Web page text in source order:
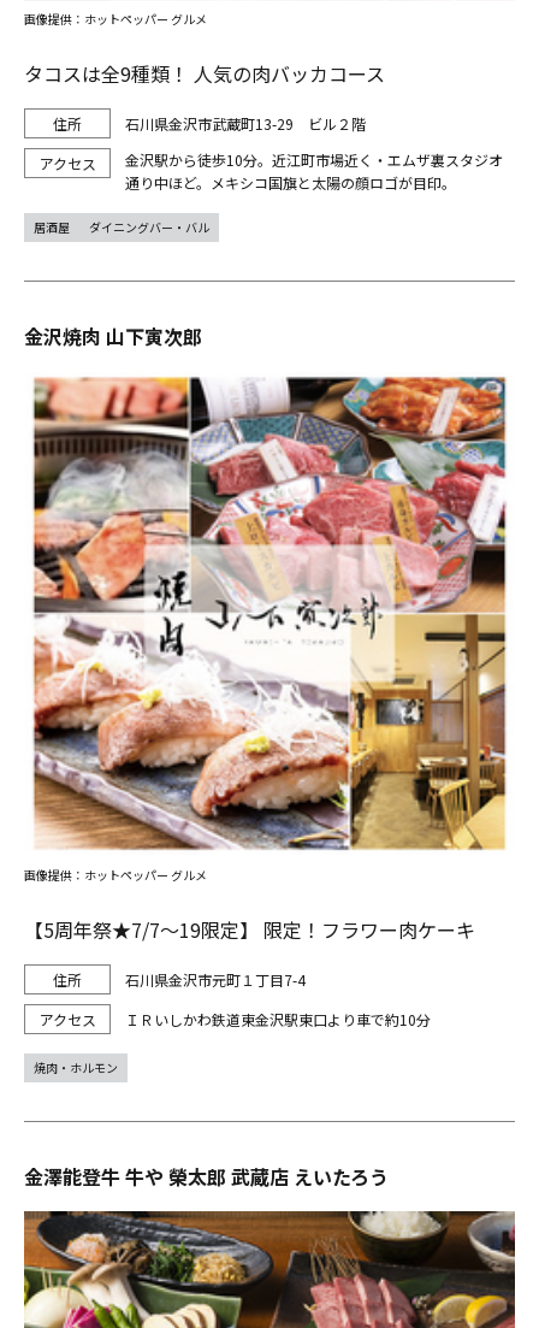
タコスは全9種類！ 人気の肉バッカコース
石川県金沢市武蔵町13-29 ビル２階
金沢駅から徒歩10分。近江町市場近く・エムザ裏スタジオ
通り中ほど。メキシコ国旗と太陽の顔ロゴが目印。
画像提供：ホットペッパー グルメ
居酒屋 ダイニングバー・バル
金沢焼肉 山下寅次郎
【5周年祭★7/7～19限定】 限定！フラワー肉ケーキ
石川県金沢市元町１丁目7-4
ＩＲいしかわ鉄道東金沢駅東口より車で約10分
画像提供：ホットペッパー グルメ
焼肉・ホルモン
金澤能登牛 牛や 榮太郎 武蔵店 えいたろう